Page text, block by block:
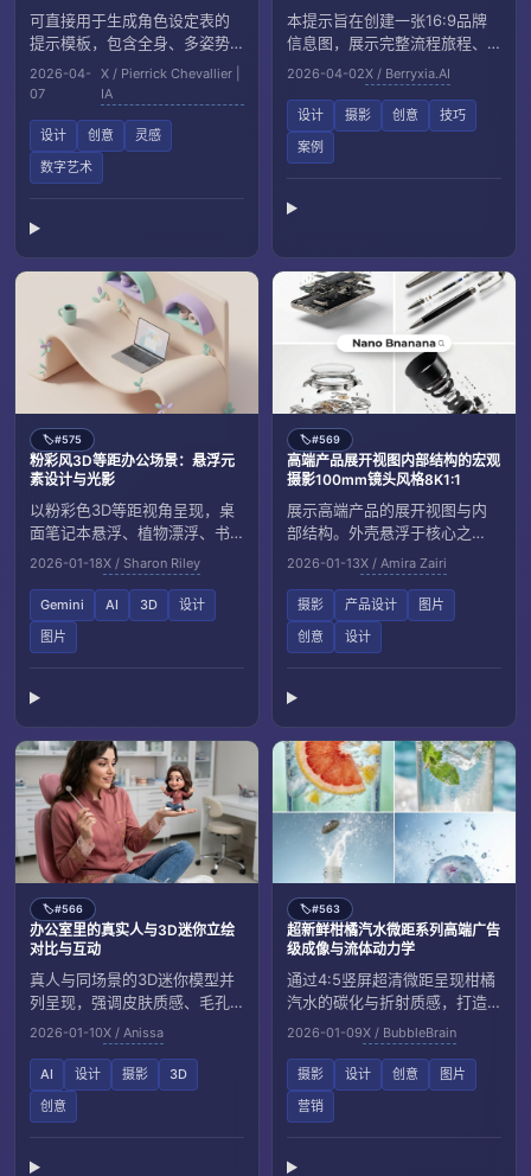
可直接用于生成角色设定表的
提示模板，包含全身、多姿势
与表情、服装与物件细节，以
及超高分辨率与特定艺术风格
渲染要求。
2026-04-
07
X / Pierrick Chevallier |
IA
设计 创意
灵感
数字艺术
本提示旨在创建一张16:9品牌
信息图，展示完整流程旅程、
手工技艺特写与8个步骤的动态
编号连线，突出质感与传承。
2026-04-02X / Berryxia.AI
设计 摄影 创意
技巧
案例
🏷️#575
粉彩风3D等距办公场景：悬浮元
素设计与光影
以粉彩色3D等距视角呈现，桌
面笔记本悬浮、植物漂浮、书
架脱离墙体。光影柔和，营造
宁静未来感的插画风格场景。
2026-01-18X / Sharon Riley
Gemini AI 3D
设计
图片
🏷️#569
高端产品展开视图内部结构的宏观
摄影100mm镜头风格8K1:1
展示高端产品的展开视图与内
部结构。外壳悬浮于核心之
上，微小螺丝与部件悬浮，追
求超真实的宏观摄影风格，8K
分辨率、1:1比例。
2026-01-13X / Amira Zairi
摄影 产品设计
图片
创意
设计
🏷️#566
办公室里的真实人与3D迷你立绘
对比与互动
真人与同场景的3D迷你模型并
列呈现，强调皮肤质感、毛孔
细节、表情与互动动作，营造
真实又带幽默的现代办公室氛
围。
2026-01-10X / Anissa
AI 设计 摄影
3D
创意
🏷️#563
超新鲜柑橘汽水微距系列高端广告
级成像与流体动力学
通过4:5竖屏超清微距呈现柑橘
汽水的碳化与折射质感，打造
高端饮品广告级成像。覆盖多
场景光影与动态水花，提升商
业视觉传播效果。
2026-01-09X / BubbleBrain
摄影 设计 创意
图片
营销